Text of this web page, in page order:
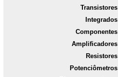
Transistores
Integrados
Componentes
Amplificadores
Resistores
Potenciômetros